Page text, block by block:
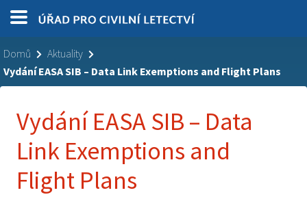
Domů
Aktuality
Vydání EASA SIB – Data Link Exemptions and Flight Plans
Vydání EASA SIB – Data
Link Exemptions and
Flight Plans